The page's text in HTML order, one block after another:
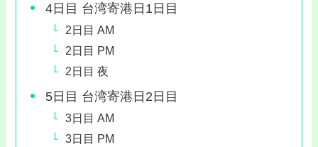
4日目 台湾寄港日1日目
2日目 AM
2日目 PM
2日目 夜
5日目 台湾寄港日2日目
3日目 AM
3日目 PM